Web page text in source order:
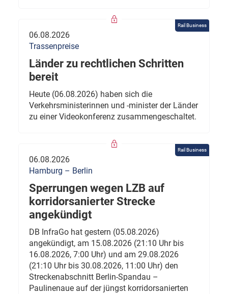
Rail Business
06.08.2026
Trassenpreise
Länder zu rechtlichen Schritten
bereit
Heute (06.08.2026) haben sich die
Verkehrsministerinnen und -minister der Länder
zu einer Videokonferenz zusammengeschaltet.
Rail Business
06.08.2026
Hamburg – Berlin
Sperrungen wegen LZB auf
korridorsanierter Strecke
angekündigt
DB InfraGo hat gestern (05.08.2026)
angekündigt, am 15.08.2026 (21:10 Uhr bis
16.08.2026, 7:00 Uhr) und am 29.08.2026
(21:10 Uhr bis 30.08.2026, 11:00 Uhr) den
Streckenabschnitt Berlin-Spandau –
Paulinenaue auf der jüngst korridorsanierten